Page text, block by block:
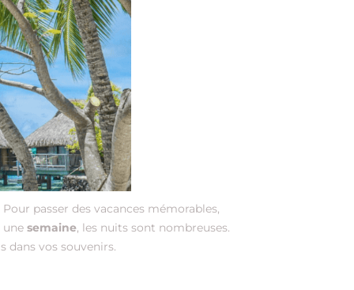
passer des vacances mémorables,
une semaine, les nuits sont nombreuses.
dans vos souvenirs.